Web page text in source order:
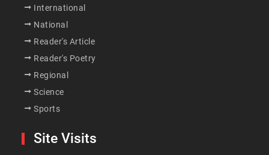
International
National
Reader's Article
Reader's Poetry
Regional
Science
Sports
Site Visits